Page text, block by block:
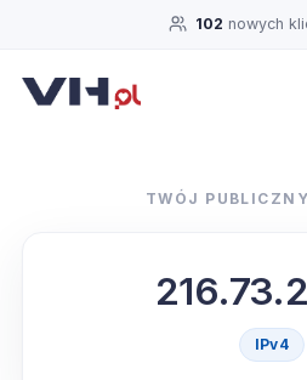
102 nowych
TWÓJ
IPv4